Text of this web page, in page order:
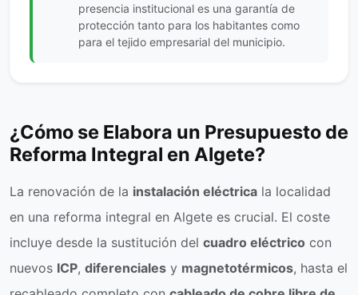
presencia institucional es una garantía de
protección tanto para los habitantes como
para el tejido empresarial del municipio.
¿Cómo se Elabora un Presupuesto de
Reforma Integral en Algete?
La renovación de la instalación eléctrica la localidad
en una reforma integral en Algete es crucial. El coste
incluye desde la sustitución del cuadro eléctrico con
nuevos ICP, diferenciales y magnetotérmicos, hasta el